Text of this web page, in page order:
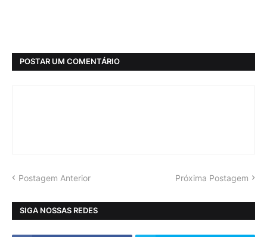
POSTAR UM COMENTÁRIO
Postagem Anterior Próxima Postagem
SIGA NOSSAS REDES